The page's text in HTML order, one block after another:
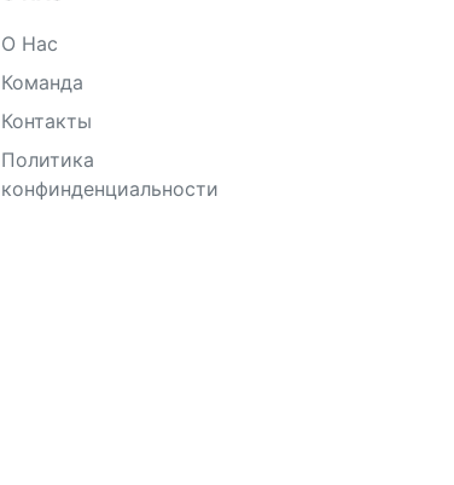
О Нас
Команда
Контакты
Политика
конфинденциальности